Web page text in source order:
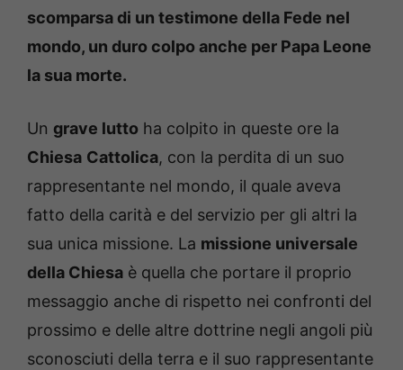
scomparsa di un testimone della Fede nel
mondo, un duro colpo anche per Papa Leone
la sua morte.
Un grave lutto ha colpito in queste ore la
Chiesa Cattolica, con la perdita di un suo
rappresentante nel mondo, il quale aveva
fatto della carità e del servizio per gli altri la
sua unica missione. La missione universale
della Chiesa è quella che portare il proprio
messaggio anche di rispetto nei confronti del
prossimo e delle altre dottrine negli angoli più
sconosciuti della terra e il suo rappresentante